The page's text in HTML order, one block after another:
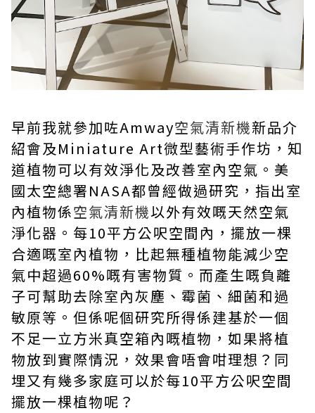
早前我就參加咗Amway空氣清新機新品介
紹會及Miniature Art微型藝術手作坊，知
道植物可以有效淨化及改善室內空氣。美
國太空總署NASA都曾經做過研究，指出室
內植物係空氣清新機以外有效嘅天然空氣
淨化器。每10平方公呎空間內，擺放一棵
合適嘅室內植物，比起無種植物能減少空
氣中超過60%嘅有害物質。而產生嘅負離
子可幫助去除室內灰塵、霉菌、細菌和過
敏原等。但係呢個研究所得係建基於一個
不足一立方米真空箱內嘅植物，如果將植
物放到實際情況，效果會唔會咁理想？同
埋又有幾多家庭可以於每10平方公呎空間
擺放一棵植物呢？